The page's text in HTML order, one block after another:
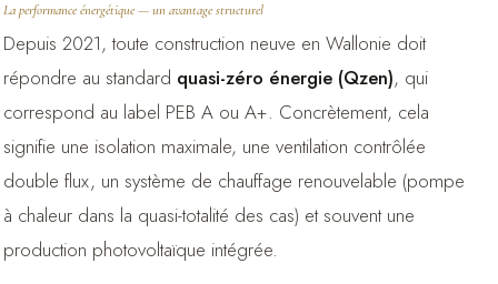
La performance énergétique — un avantage structurel
Depuis 2021, toute construction neuve en Wallonie doit
répondre au standard quasi-zéro énergie (Qzen), qui
correspond au label PEB A ou A+. Concrètement, cela
signifie une isolation maximale, une ventilation contrôlée
double flux, un système de chauffage renouvelable (pompe
à chaleur dans la quasi-totalité des cas) et souvent une
production photovoltaïque intégrée.